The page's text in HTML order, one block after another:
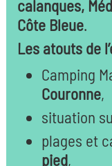
calanques,
Côte Bleue.
Les atouts de
Camping
Couronne,
situation
plages et
pied,